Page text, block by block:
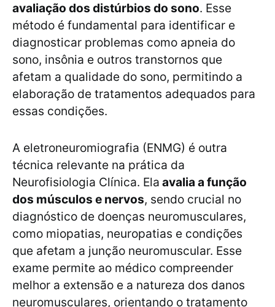
avaliação dos distúrbios do sono. Esse
método é fundamental para identificar e
diagnosticar problemas como apneia do
sono, insônia e outros transtornos que
afetam a qualidade do sono, permitindo a
elaboração de tratamentos adequados para
essas condições.
A eletroneuromiografia (ENMG) é outra
técnica relevante na prática da
Neurofisiologia Clínica. Ela avalia a função
dos músculos e nervos, sendo crucial no
diagnóstico de doenças neuromusculares,
como miopatias, neuropatias e condições
que afetam a junção neuromuscular. Esse
exame permite ao médico compreender
melhor a extensão e a natureza dos danos
neuromusculares, orientando o tratamento